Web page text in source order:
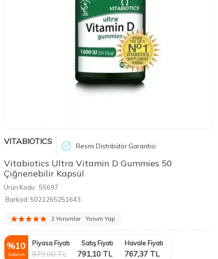
VITABIOTICS Resmi Distribütör Garantisi
Vitabiotics Ultra Vitamin D Gummies 50
Çiğnenebilir Kapsül
Ürün Kodu: 55697
Barkod: 5021265251643
2 Yorumlar Yorum Yap
%10
İndirim
Piyasa Fiyatı
879,00TL
Satış Fiyatı
791,10 TL
Havale Fiyatı
767,37 TL